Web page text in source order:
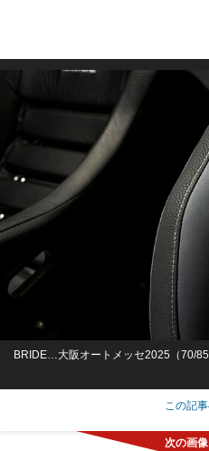
BRIDE…大阪オートメッセ2025（70/85
この記